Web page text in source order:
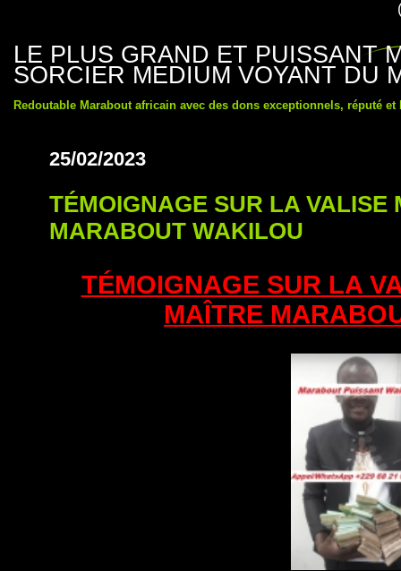
LE PLUS GRAND ET PUISSANT
SORCIER MEDIUM VOYANT DU
Redoutable Marabout africain avec des dons exceptionnels, réputé et
25/02/2023
TÉMOIGNAGE SUR LA VALISE
MARABOUT WAKILOU
TÉMOIGNAGE SUR LA
MAÎTRE